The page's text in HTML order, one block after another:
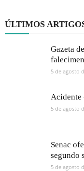
ÚLTIMOS
Gazeta
5 de agosto
Acidente
5 de agosto
Senac
segundo
5 de agosto